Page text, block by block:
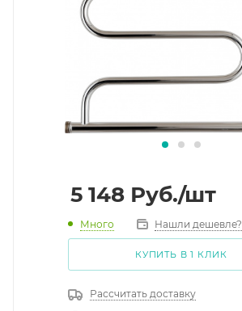
5 148 Руб./шт
Много Нашли дешевле?
КУПИТЬ В 1 КЛИК
Рассчитать доставку